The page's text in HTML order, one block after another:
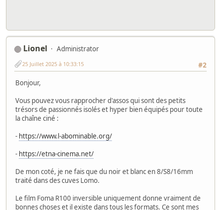
Lionel
Administrator
#2
25 Juillet 2025 à 10:33:15
Bonjour,
Vous pouvez vous rapprocher d'assos qui sont des petits
trésors de passionnés isolés et hyper bien équipés pour toute
la chaîne ciné :
- https://www.l-abominable.org/
- https://etna-cinema.net/
De mon coté, je ne fais que du noir et blanc en 8/S8/16mm
traité dans des cuves Lomo.
Le film Foma R100 inversible uniquement donne vraiment de
bonnes choses et il existe dans tous les formats. Ce sont mes